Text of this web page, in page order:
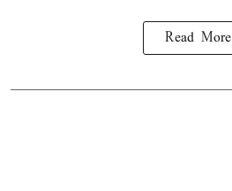
Read More